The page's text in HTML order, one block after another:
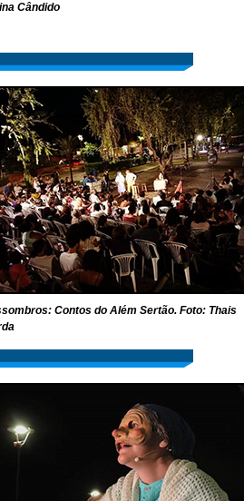
Cândido
Contos do Além Sertão. Foto: Thais